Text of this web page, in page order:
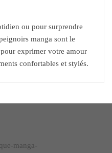
ou pour surprendre
manga sont le
exprimer votre amour
confortables et stylés.